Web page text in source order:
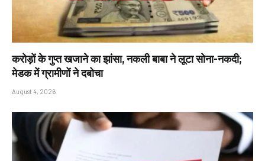
करोड़ों के गुप्त खजाने का झांसा, नकली बाबा ने लूटा सोना-नकदी;
मेडक में ग्रामीणों ने दबोचा
August 4, 2026